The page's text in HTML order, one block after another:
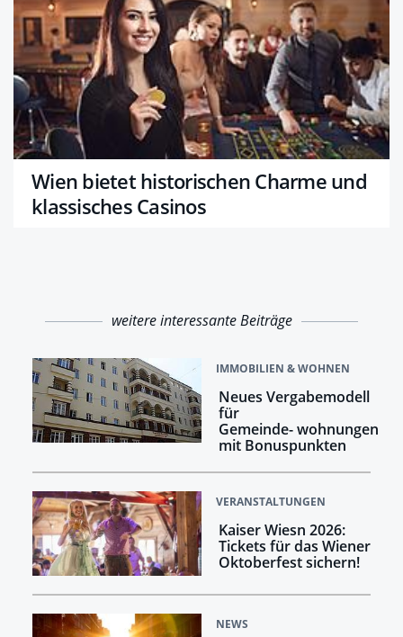
Wien bietet historischen Charme und
klassisches Casinos
weitere interessante Beiträge
IMMOBILIEN & WOHNEN
Neues Vergabemodell
für
Gemeinde- wohnungen
mit Bonuspunkten
VERANSTALTUNGEN
Kaiser Wiesn 2026:
Tickets für das Wiener
Oktoberfest sichern!
NEWS